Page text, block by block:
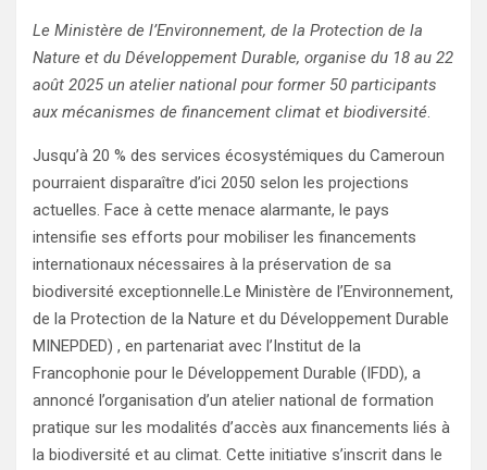
Le Ministère de l’Environnement, de la Protection de la
Nature et du Développement Durable, organise du 18 au 22
août 2025 un atelier national pour former 50 participants
aux mécanismes de financement climat et biodiversité.
Jusqu’à 20 % des services écosystémiques du Cameroun
pourraient disparaître d’ici 2050 selon les projections
actuelles. Face à cette menace alarmante, le pays
intensifie ses efforts pour mobiliser les financements
internationaux nécessaires à la préservation de sa
biodiversité exceptionnelle.Le Ministère de l’Environnement,
de la Protection de la Nature et du Développement Durable
MINEPDED) , en partenariat avec l’Institut de la
Francophonie pour le Développement Durable (IFDD), a
annoncé l’organisation d’un atelier national de formation
pratique sur les modalités d’accès aux financements liés à
la biodiversité et au climat. Cette initiative s’inscrit dans le